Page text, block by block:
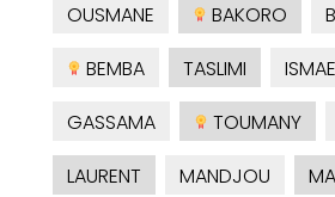
OUSMANE
BAKORO
BEMBA
TASLIMI
GASSAMA
TOUMANY
LAURENT
MANDJOU